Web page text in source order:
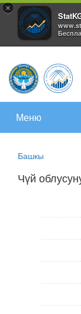
×
Меню
Башкы
Чүй